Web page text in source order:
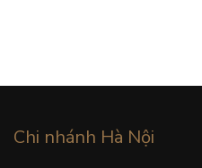
Chi nhánh Hà Nội